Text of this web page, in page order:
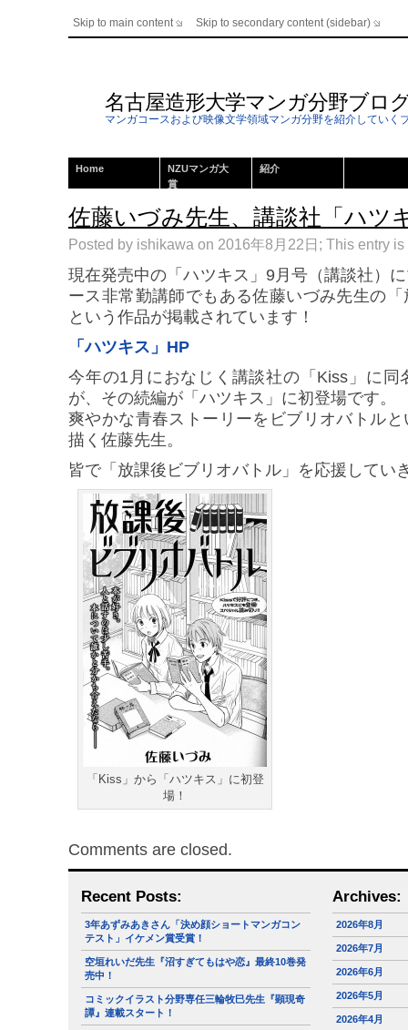
Skip to main content Skip to secondary content (sidebar)
名古屋造形大学マンガ分野ブロ
マンガコースおよび映像文学領域マンガ分野を紹介していく
Home
NZUマンガ大
賞
紹介
佐藤いづみ先生、講談社「ハツ
Posted by ishikawa on 2016年8月22日; This entry
現在発売中の「ハツキス」9月号（講談社）
ース非常勤講師でもある佐藤いづみ先生の
という作品が掲載されています！
「ハツキス」HP
今年の1月におなじく講談社の「Kiss」に同
が、その続編が「ハツキス」に初登場です。
爽やかな青春ストーリーをビブリオバトル
描く佐藤先生。
皆で「放課後ビブリオバトル」を応援してい
「Kiss」から「ハツキス」に初登
場！
Comments are closed.
Recent Posts:
3年あずみあきさん「決め顔ショートマンガコン
テスト」イケメン賞受賞！
空垣れいだ先生『沼すぎてもはや恋』最終10巻発
売中！
コミックイラスト分野専任三輪牧巳先生『顕現奇
譚』連載スタート！
Archives:
2026年8月
2026年7月
2026年6月
2026年5月
2026年4月